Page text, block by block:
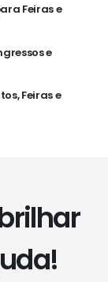
Feiras e
e
Feiras e